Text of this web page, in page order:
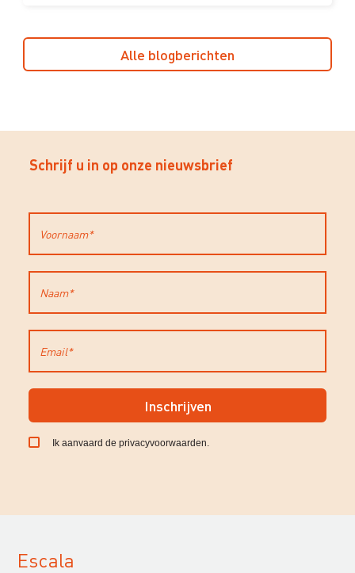
Alle blogberichten
Schrijf u in op onze nieuwsbrief
Inschrijven
Ik aanvaard de privacyvoorwaarden
Escala